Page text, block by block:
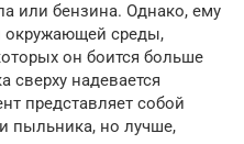
или бензина. Однако, ему
окружающей среды,
он боится больше
сверху надевается
представляет собой
пыльника, но лучше,